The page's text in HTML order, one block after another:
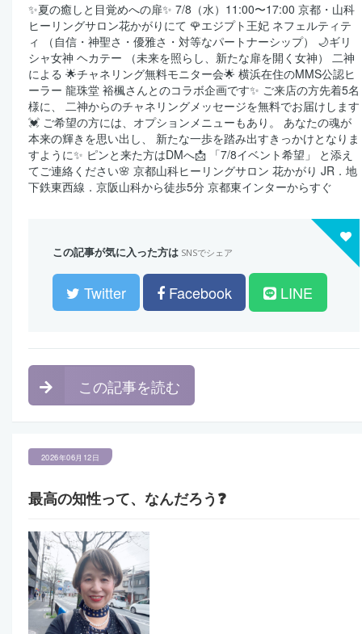
✨夏の癒しと目覚めへの扉✨ 7/8（水）11:00〜17:00 京都・山科
ヒーリングサロン花かがりにて 🌹エジプト王妃 ネフェルティテ
ィ （自信・神聖さ・優雅さ・対等なパートナーシップ） 🌙ギリ
シャ女神 ヘカテー （未来を照らし、新たな扉を開く女神） 二神
による 🌟チャネリング無料モニター会🌟 横浜在住のMMS公認ヒ
ーラー 龍珠堂 裕楓さんとのコラボ企画です✨ ご来店の方先着5名
様に、 二神からのチャネリングメッセージを無料でお届けします
💓 ご希望の方には、オプションメニューもあり。 あなたの魂が
本来の輝きを思い出し、 新たな一歩を踏み出すきっかけとなりま
すように✨ ピンと来た方はDMへ📩 「7/8イベント希望」 と添え
てご連絡ください🌸 京都山科ヒーリングサロン 花かがり JR．地
下鉄東西線．京阪山科から徒歩5分 京都東インターからすぐ
この記事が気に入った方は SNSでシェア
Twitter Facebook LINE
この記事を読む
2026年06月12日
最高の知性って、なんだろう❓